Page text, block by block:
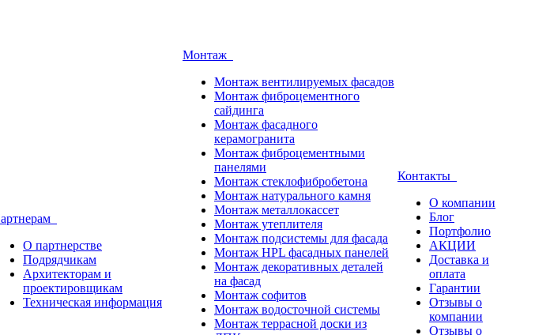
О партнерстве
Подрядчикам
Архитекторам и
проектировщикам
Техническая информация
Монтаж
Монтаж вентилируемых фасадов
Монтаж фиброцементного
сайдинга
Монтаж фасадного
керамогранита
Монтаж фиброцементными
панелями
Монтаж стеклофибробетона
Монтаж натурального камня
Монтаж металлокассет
Монтаж утеплителя
Монтаж подсистемы для фасада
Монтаж HPL фасадных панелей
Монтаж декоративных деталей
на фасад
Монтаж софитов
Монтаж водосточной системы
Монтаж террасной доски из
Контакты
О компании
Блог
Портфолио
АКЦИИ
Доставка и
оплата
Гарантии
Отзывы о
компании
Отзывы о